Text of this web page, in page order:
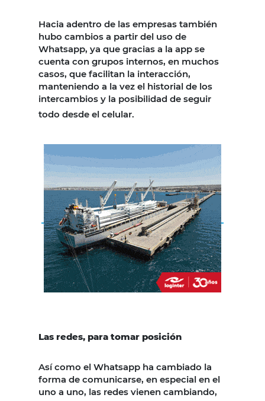
Hacia adentro de las empresas también
hubo cambios a partir del uso de
Whatsapp, ya que gracias a la app se
cuenta con grupos internos, en muchos
casos, que facilitan la interacción,
manteniendo a la vez el historial de los
intercambios y la posibilidad de seguir
todo desde el celular.
Las redes, para tomar posición
Así como el Whatsapp ha cambiado la
forma de comunicarse, en especial en el
uno a uno, las redes vienen cambiando,